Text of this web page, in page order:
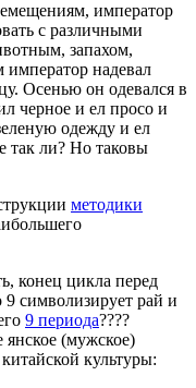
император
с различными
запахом,
император надевал
Осенью он одевался в
черное и ел просо и
одежду и ел
так ли? Но таковы
методики
конец цикла перед
символизирует рай и
9 периода????
(мужское)
культуры: